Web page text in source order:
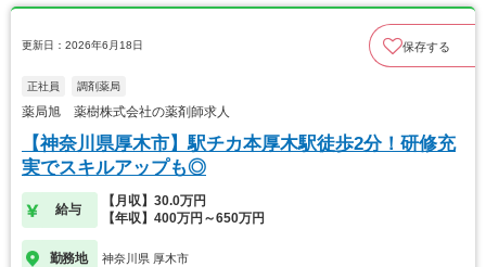
更新日：2026年6月18日 保存する
正社員 調剤薬局
薬局旭 薬樹株式会社の薬剤師求人
【神奈川県厚木市】駅チカ本厚木駅徒歩2分！研修充
実でスキルアップも◎
給与
【月収】30.0万円
【年収】400万円～650万円
勤務地 神奈川県 厚木市